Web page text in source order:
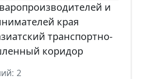
и
края
транспортно-
коридор
2